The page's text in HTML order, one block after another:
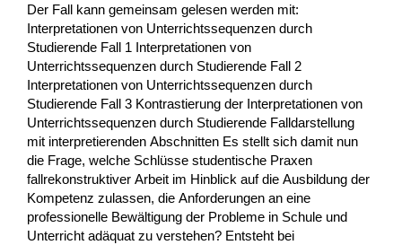
Der Fall kann gemeinsam gelesen werden mit:
Interpretationen von Unterrichtssequenzen durch
Studierende Fall 1 Interpretationen von
Unterrichtssequenzen durch Studierende Fall 2
Interpretationen von Unterrichtssequenzen durch
Studierende Fall 3 Kontrastierung der Interpretationen von
Unterrichtssequenzen durch Studierende Falldarstellung
mit interpretierenden Abschnitten Es stellt sich damit nun
die Frage, welche Schlüsse studentische Praxen
fallrekonstruktiver Arbeit im Hinblick auf die Ausbildung der
Kompetenz zu­lassen, die Anforderungen an eine
professionelle Bewältigung der Probleme in Schule und
Unterricht adäquat zu verstehen? Entsteht bei